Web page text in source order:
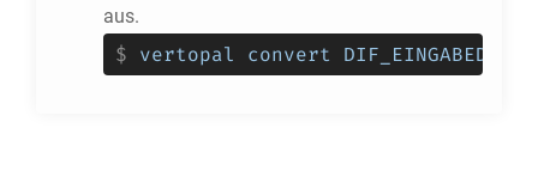
aus.
$ vertopal convert